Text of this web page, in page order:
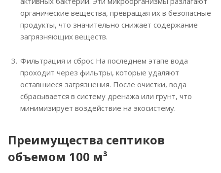
органические вещества, превращая их в безопасные
продукты, что значительно снижает содержание
загрязняющих веществ.
Фильтрация и сброс На последнем этапе вода
проходит через фильтры, которые удаляют
оставшиеся загрязнения. После очистки, вода
сбрасывается в систему дренажа или грунт, что
минимизирует воздействие на экосистему.
Преимущества септиков
объемом 100 м³